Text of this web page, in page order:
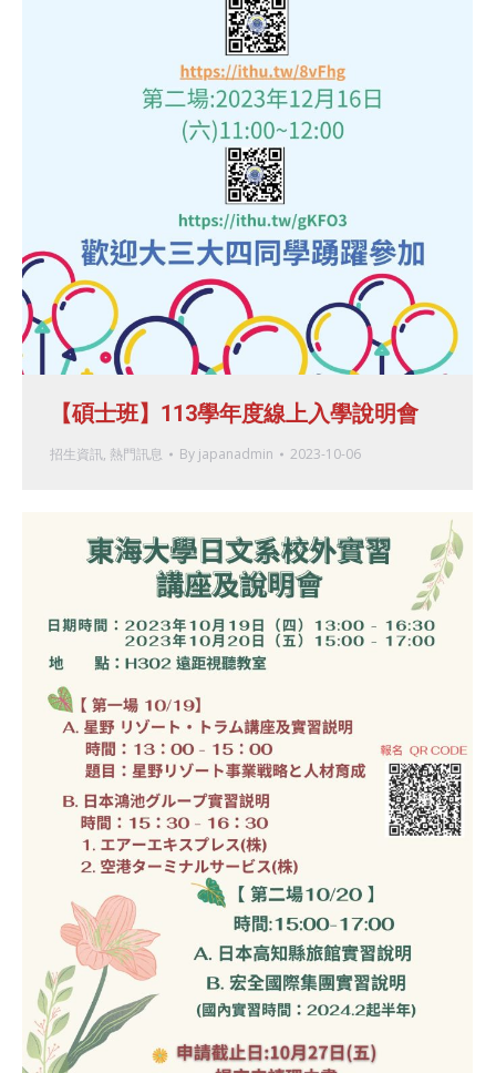
【碩士班】113學年度線上入學說明會
招生資訊, 熱門訊息 By japanadmin 2023-10-06